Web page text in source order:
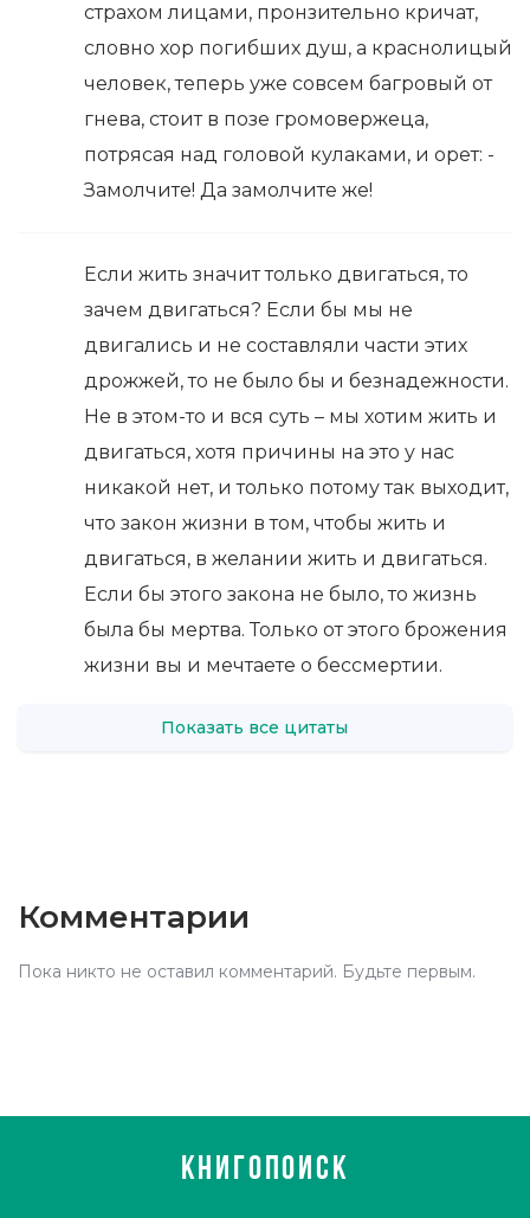
страхом лицами, пронзительно кричат,
словно хор погибших душ, а краснолицый
человек, теперь уже совсем багровый от
гнева, стоит в позе громовержеца,
потрясая над головой кулаками, и орет: -
Замолчите! Да замолчите же!
Если жить значит только двигаться, то
зачем двигаться? Если бы мы не
двигались и не составляли части этих
дрожжей, то не было бы и безнадежности.
Не в этом-то и вся суть – мы хотим жить и
двигаться, хотя причины на это у нас
никакой нет, и только потому так выходит,
что закон жизни в том, чтобы жить и
двигаться, в желании жить и двигаться.
Если бы этого закона не было, то жизнь
была бы мертва. Только от этого брожения
жизни вы и мечтаете о бессмертии.
Показать все цитаты
Комментарии
Пока никто не оставил комментарий. Будьте первым.
КНИГОПОИСК